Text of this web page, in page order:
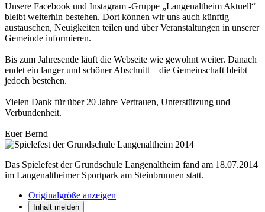
Unsere Facebook und Instagram -Gruppe „Langenaltheim Aktuell“
bleibt weiterhin bestehen. Dort können wir uns auch künftig
austauschen, Neuigkeiten teilen und über Veranstaltungen in unserer
Gemeinde informieren.
Bis zum Jahresende läuft die Webseite wie gewohnt weiter. Danach
endet ein langer und schöner Abschnitt – die Gemeinschaft bleibt
jedoch bestehen.
Vielen Dank für über 20 Jahre Vertrauen, Unterstützung und
Verbundenheit.
Euer Bernd
Das Spielefest der Grundschule Langenaltheim fand am 18.07.2014
im Langenaltheimer Sportpark am Steinbrunnen statt.
Originalgröße anzeigen
Inhalt melden